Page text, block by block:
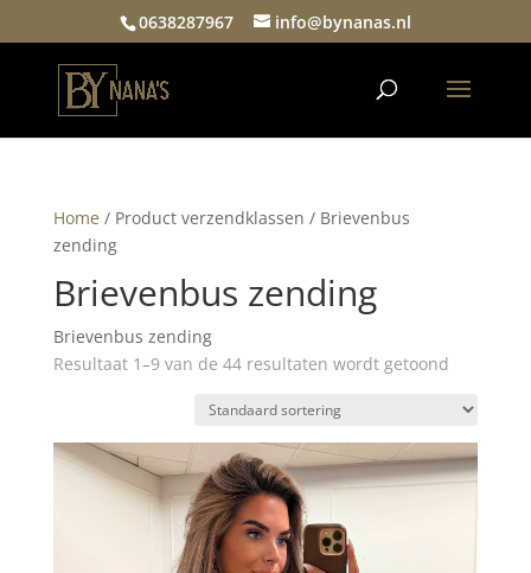
0638287967 info@bynanas.nl
Home / Product verzendklassen / Brievenbus
zending
Brievenbus zending
Brievenbus zending
Resultaat 1–9 van de 44 resultaten wordt getoond